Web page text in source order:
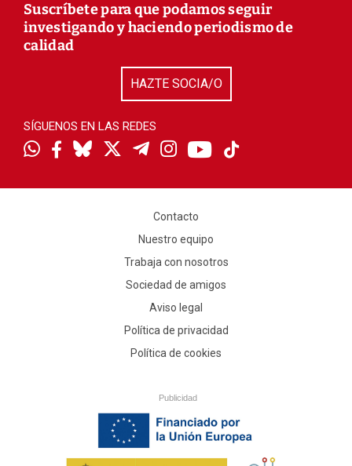
Suscríbete para que podamos seguir
investigando y haciendo periodismo de
calidad
HAZTE SOCIA/O
SÍGUENOS EN LAS REDES
Contacto
Nuestro equipo
Trabaja con nosotros
Sociedad de amigos
Aviso legal
Política de privacidad
Política de cookies
Publicidad